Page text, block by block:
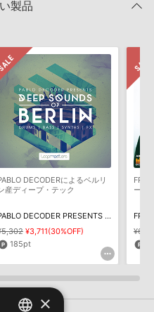
す。メールに記載されており
ード／導入を行って下さい。
て日本語版操作マニュアルをご
不明点や詳細に関するお問い合
でご連絡ください。
使ってできることを紹介するた
です。原則として、デモソング
きません。また、デモソングを
ルパックに含まれていることを
関連ソフトでのプリセット追
（Native Access 非対応製
のご購入ユーザー様専用となって
ご購入頂く必要がございます。
製品
DECODERによるベルリ
産ディープ・テック
PABLO DECODER PRESENTS - DEEP SOUNDS OF BERLIN
¥3,711(30%OFF)
185pt
ープ
×